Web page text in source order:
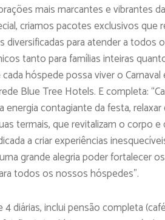
mais marcantes e vibrantes
criamos pacotes exclusivos que
diversificadas para atender a
tanto para famílias inteiras
hóspede possa viver o
Blue Tree Hotels. E completa:
energia contagiante da festa,
termais, que revitalizam o corpo e
a criar experiências
grande alegria poder fortalecer
todos os nossos hóspedes”.
diárias, inclui pensão completa